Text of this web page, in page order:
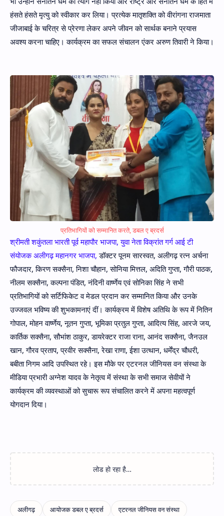
हंसते हंसते मृत्यु को स्वीकार कर लिया। प्रत्येक मातृशक्ति को वीरांगना राजमाता
जीजाबाई के चरित्र से प्रेरणा लेकर अपने जीवन को सार्थक बनाने प्रयास
अवश्य करना चाहिए। कार्यक्रम का सफल संचालन एंकर अरुण तिवारी ने किया।
प्रतिभागियों को सम्मानित करते, डबल ए ब्रदर्स
श्रीमती शकुंतला भारती पूर्व महापौर भाजपा, युवा नेता विक्रांत गर्ग आई टी
संयोजक अलीगढ़ महानगर भाजपा, डॉक्टर पूनम सारस्वत, अलीगढ़ रत्न अर्चना
फौजदार, किरण सक्सैना, निशा चौहान, सोनिया मित्तल, अदिति गुप्ता, गौरी पाठक,
नीलम सक्सैना, कल्पना पंडित, नंदिनी वार्ष्णेय एवं सोनिका सिंह ने सभी
प्रतिभागियों को सर्टिफिकेट व मेडल प्रदान कर सम्मानित किया और उनके
उज्जवल भविष्य की शुभकामनाएं दीं। कार्यक्रम में विशेष अतिथि के रूप में नितिन
गोपाल, मोहन वार्ष्णेय, नूतन गुप्ता, भूमिका प्रतुल गुप्ता, आदित्य सिंह, आरजे जय,
कार्तिक सक्सैना, सौभांश ठाकुर, डायरेक्टर राजा राना, आनंद सक्सैना, जैनउल
खान, गौरव प्रताप, प्रवीर सक्सैना, रेखा राणा, ईशा उत्थान, धर्मेंद्र चौधरी,
बबीता निगम आदि उपस्थित रहे। इस मौके पर एटरनल जीनियस वन संस्था के
मीडिया प्रभारी अग्नेश यादव के नेतृत्व में संस्था के सभी समाज सेवीयों ने
कार्यक्रम की व्यवस्थाओं को सुचारू रूप संचालित करने में अपना महत्वपूर्ण
योगदान दिया।